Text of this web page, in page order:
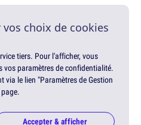
choix de cookies
tiers. Pour l'afficher, vous
vos paramètres de confidentialité.
via le lien "Paramètres de Gestion
Accepter & afficher